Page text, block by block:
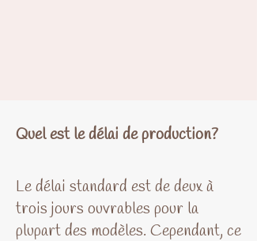
Quel est le délai de production?
Le délai standard est de deux à
trois jours ouvrables pour la
plupart des modèles. Cependant, ce